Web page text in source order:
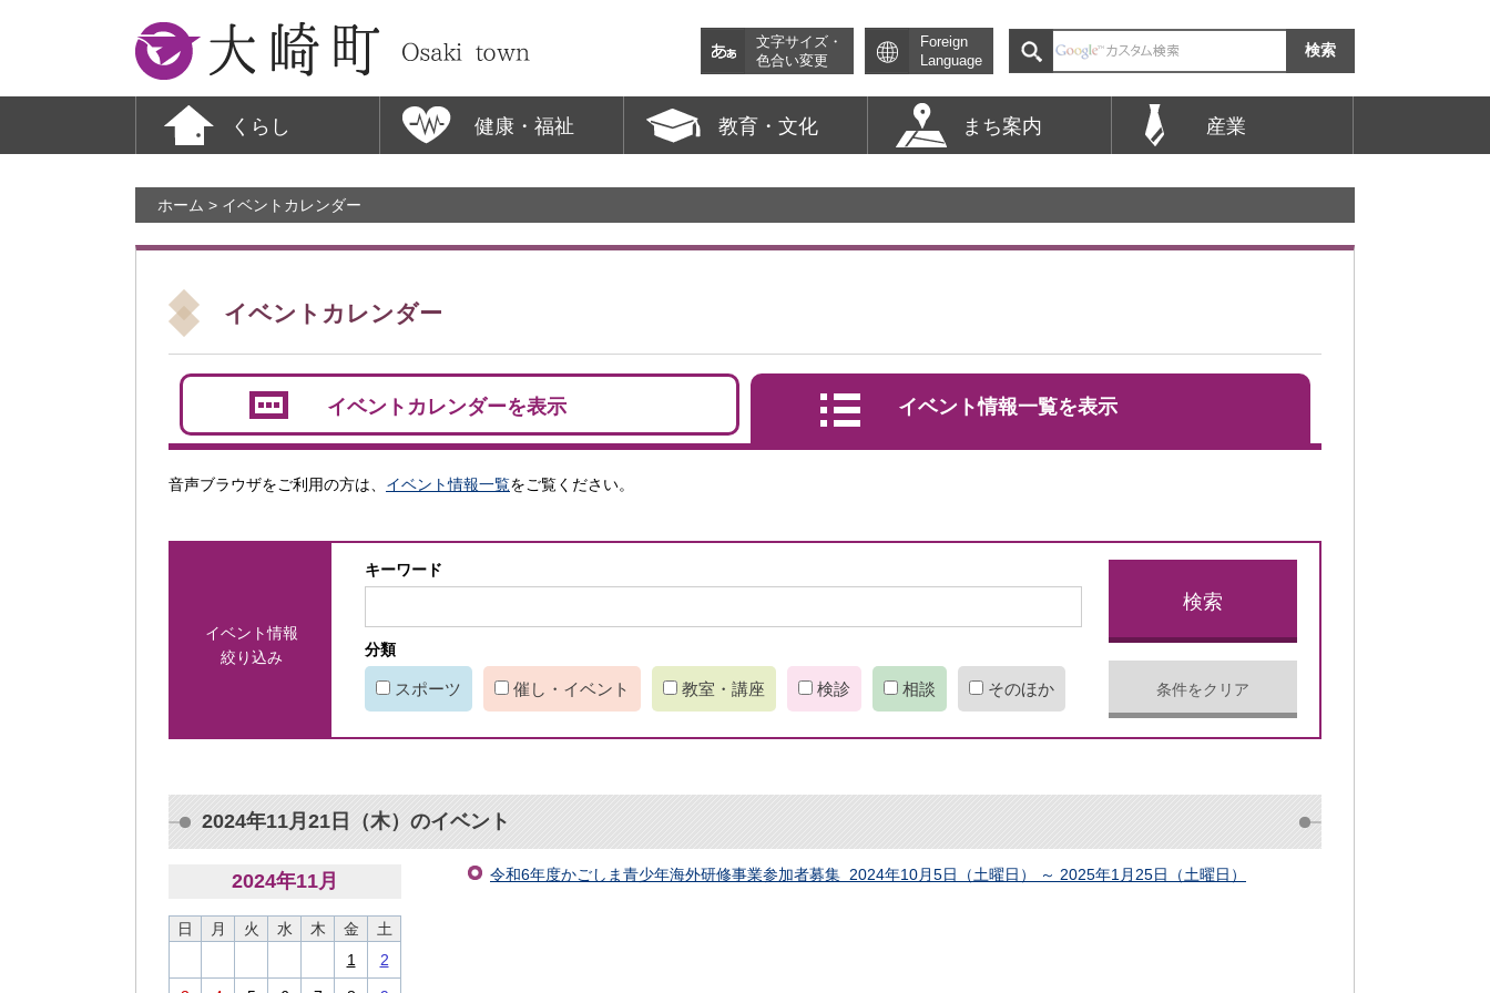
大崎町
文字サイズ・
色合い変更
Foreign
Language
くらし 健康・福祉 教育・文化 まち案内 産業
ホーム > イベントカレンダー
イベントカレンダー
イベントカレンダーを表示 イベント情報一覧を表示
音声ブラウザをご利用の方は、 イベント情報一覧をご覧ください。
イベント情報
絞り込み
キーワード
分類
スポーツ 催し・イベント 教室・講座 検診 相談 そのほか 条件をクリア
2024年11月21日（木）のイベント
2024年11月
日 月 火 水 木 金
土
1
2
令和6年度かごしま青少年海外研修事業参加者募集 2024年10月5日（土曜日） ～ 2025年1月25日（土曜日）